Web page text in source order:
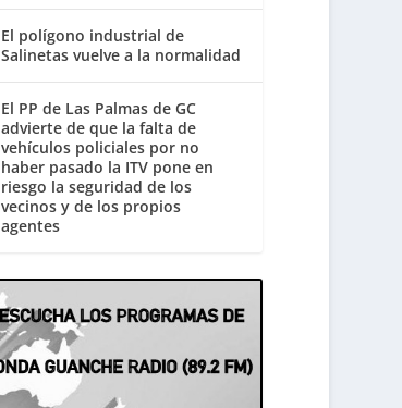
El polígono industrial de
Salinetas vuelve a la normalidad
El PP de Las Palmas de GC
advierte de que la falta de
vehículos policiales por no
haber pasado la ITV pone en
riesgo la seguridad de los
vecinos y de los propios
agentes